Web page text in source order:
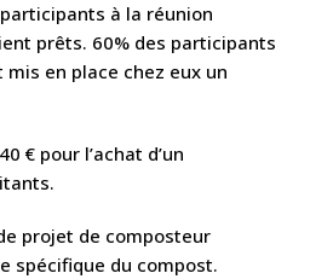
à la réunion
prêts. 60% des participants
mis en place chez eux un
€ pour l’achat d’un
projet de composteur
spécifique du compost.